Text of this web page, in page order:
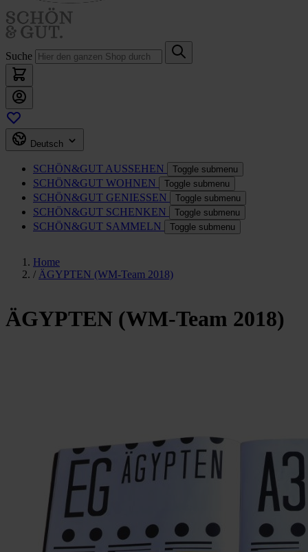
Suche
Deutsch
SCHÖN&GUT AUSSEHEN Toggle submenu
SCHÖN&GUT WOHNEN Toggle submenu
SCHÖN&GUT GENIESSEN Toggle submenu
SCHÖN&GUT SCHENKEN Toggle submenu
SCHÖN&GUT SAMMELN Toggle submenu
Home
/ ÄGYPTEN (WM-Team 2018)
ÄGYPTEN (WM-Team 2018)